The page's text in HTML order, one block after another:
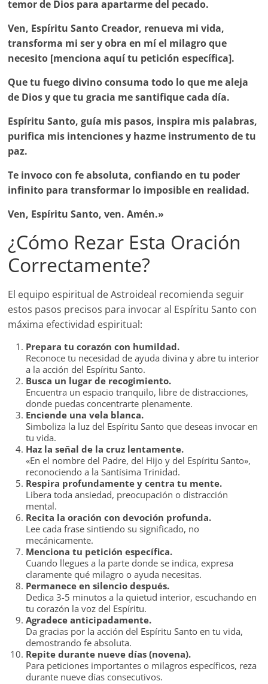
temor de Dios para apartarme del pecado.
Ven, Espíritu Santo Creador, renueva mi vida,
transforma mi ser y obra en mí el milagro que
necesito [menciona aquí tu petición específica].
Que tu fuego divino consuma todo lo que me aleja
de Dios y que tu gracia me santifique cada día.
Espíritu Santo, guía mis pasos, inspira mis palabras,
purifica mis intenciones y hazme instrumento de tu
paz.
Te invoco con fe absoluta, confiando en tu poder
infinito para transformar lo imposible en realidad.
Ven, Espíritu Santo, ven. Amén.»
¿Cómo Rezar Esta Oración
Correctamente?
El equipo espiritual de Astroideal recomienda seguir
estos pasos precisos para invocar al Espíritu Santo con
máxima efectividad espiritual:
Prepara tu corazón con humildad.
Reconoce tu necesidad de ayuda divina y abre tu interior
a la acción del Espíritu Santo.
Busca un lugar de recogimiento.
Encuentra un espacio tranquilo, libre de distracciones,
donde puedas concentrarte plenamente.
Enciende una vela blanca.
Simboliza la luz del Espíritu Santo que deseas invocar en
tu vida.
Haz la señal de la cruz lentamente.
«En el nombre del Padre, del Hijo y del Espíritu Santo»,
reconociendo a la Santísima Trinidad.
Respira profundamente y centra tu mente.
Libera toda ansiedad, preocupación o distracción
mental.
Recita la oración con devoción profunda.
Lee cada frase sintiendo su significado, no
mecánicamente.
Menciona tu petición específica.
Cuando llegues a la parte donde se indica, expresa
claramente qué milagro o ayuda necesitas.
Permanece en silencio después.
Dedica 3-5 minutos a la quietud interior, escuchando en
tu corazón la voz del Espíritu.
Agradece anticipadamente.
Da gracias por la acción del Espíritu Santo en tu vida,
demostrando fe absoluta.
Repite durante nueve días (novena).
Para peticiones importantes o milagros específicos, reza
durante nueve días consecutivos.